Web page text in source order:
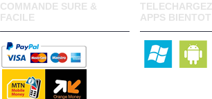
COMMANDE SURE &
FACILE
APPS BIENTOT